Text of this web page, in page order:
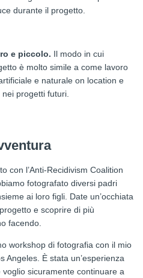
durante il progetto.
e piccolo. Il modo in cui
è molto simile a come lavoro
e naturale on location e
progetti futuri.
con l’Anti-Recidivism Coalition
fotografato diversi padri
ai loro figli. Date un’occhiata
e scoprire di più
facendo.
workshop di fotografia con il mio
Angeles. È stata un’esperienza
sicuramente continuare a